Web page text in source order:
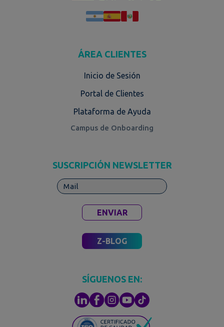
ÁREA CLIENTES
Inicio de Sesión
Portal de Clientes
Plataforma de Ayuda
Campus de Onboarding
SUSCRIPCIÓN NEWSLETTER
ENVIAR
Z-BLOG
SÍGUENOS EN: